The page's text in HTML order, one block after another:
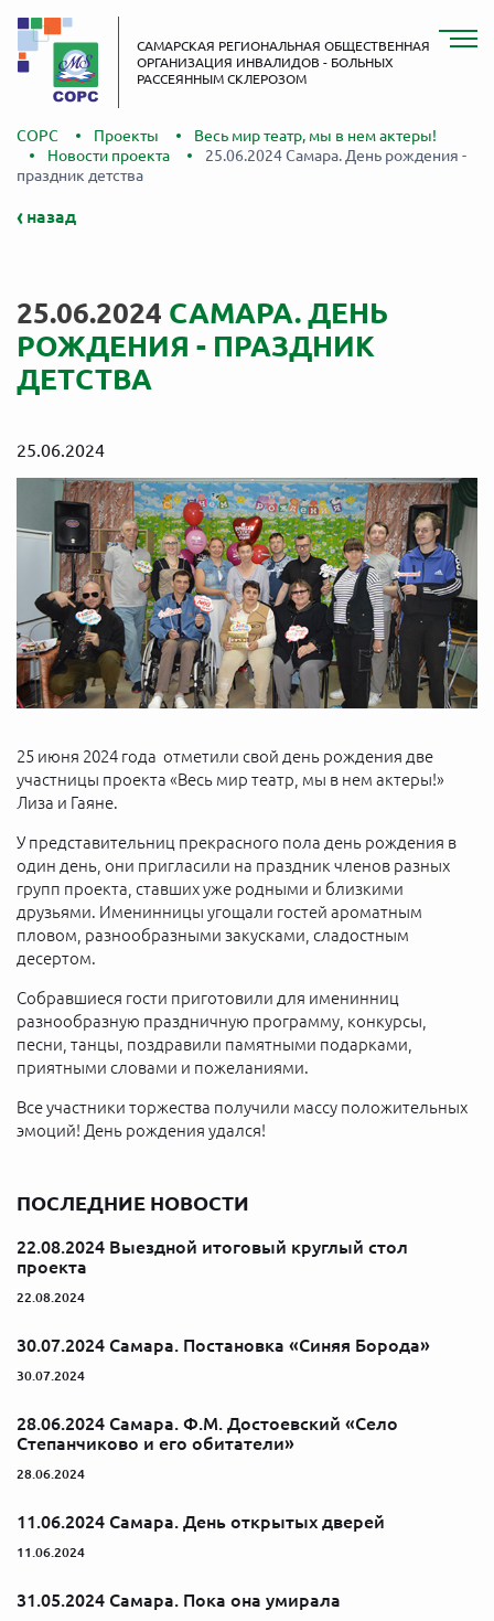
САМАРСКАЯ РЕГИОНАЛЬНАЯ ОБЩЕСТВЕННАЯ
ОРГАНИЗАЦИЯ ИНВАЛИДОВ - БОЛЬНЫХ
РАССЕЯННЫМ СКЛЕРОЗОМ
СОРС Проекты
Весь мир театр, мы в нем актеры!
Новости проекта
25.06.2024 Самара. День рождения -
праздник детства
назад
25.06.2024 САМАРА. ДЕНЬ
РОЖДЕНИЯ - ПРАЗДНИК
ДЕТСТВА
25.06.2024
25 июня 2024 года отметили свой день рождения две
участницы проекта «Весь мир театр, мы в нем актеры!»
Лиза и Гаяне.
У представительниц прекрасного пола день рождения в
один день, они пригласили на праздник членов разных
групп проекта, ставших уже родными и близкими
друзьями. Именинницы угощали гостей ароматным
пловом, разнообразными закусками, сладостным
десертом.
Собравшиеся гости приготовили для именинниц
разнообразную праздничную программу, конкурсы,
песни, танцы, поздравили памятными подарками,
приятными словами и пожеланиями.
Все участники торжества получили массу положительных
эмоций! День рождения удался!
ПОСЛЕДНИЕ НОВОСТИ
22.08.2024 Выездной итоговый круглый стол
проекта
22.08.2024
30.07.2024 Самара. Постановка «Синяя Борода»
30.07.2024
28.06.2024 Самара. Ф.М. Достоевский «Село
Степанчиково и его обитатели»
28.06.2024
11.06.2024 Самара. День открытых дверей
11.06.2024
31.05.2024 Самара. Пока она умирала